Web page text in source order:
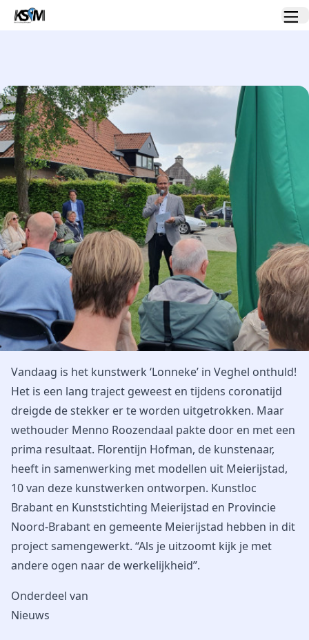
Vandaag is het kunstwerk ‘Lonneke’ in Veghel onthuld!
Het is een lang traject geweest en tijdens coronatijd
dreigde de stekker er te worden uitgetrokken. Maar
wethouder Menno Roozendaal pakte door en met een
prima resultaat. Florentijn Hofman, de kunstenaar,
heeft in samenwerking met modellen uit Meierijstad,
10 van deze kunstwerken ontworpen. Kunstloc
Brabant en Kunststichting Meierijstad en Provincie
Noord-Brabant en gemeente Meierijstad hebben in dit
project samengewerkt. “Als je uitzoomt kijk je met
andere ogen naar de werkelijkheid”.
Onderdeel van
Nieuws